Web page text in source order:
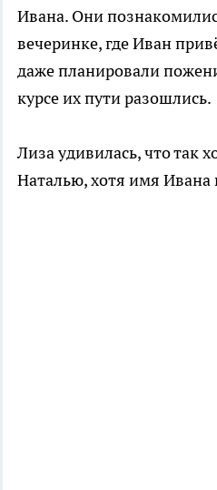
Ивана. Они
вечеринке, где Иван
даже планировали
курсе их пути разошлись.
Лиза удивилась, что так
Наталью, хотя имя Ивана